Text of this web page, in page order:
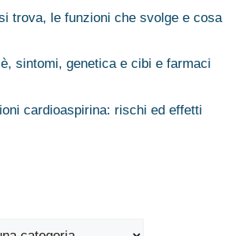
trova, le funzioni che svolge e cosa
sintomi, genetica e cibi e farmaci
cardioaspirina: rischi ed effetti